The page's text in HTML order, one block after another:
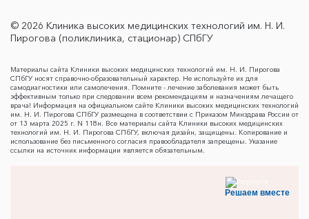
© 2026 Клиника высоких медицинских технологий им. Н. И.
Пирогова (поликлиника, стационар) СПбГУ
Материалы сайта Клиники высоких медицинских технологий им. Н. И. Пирогова
СПбГУ носят справочно-образовательный характер. Не используйте их для
самодиагностики или самолечения. Помните - лечение заболевания может быть
эффективным только при следовании всем рекомендациям и назначениям лечащего
врача! Информация на официальном сайте Клиники высоких медицинских технологий
им. Н. И. Пирогова СПбГУ размещена в соответствии с Приказом Минздрава России от
от 13 марта 2025 г. N 118н. Все материалы сайта Клиники высоких медицинских
технологий им. Н. И. Пирогова СПбГУ, включая дизайн, защищены. Копирование и
использование без письменного согласия правообладателя запрещены. Указание
ссылки на источник информации является обязательным.
Решаем вместе